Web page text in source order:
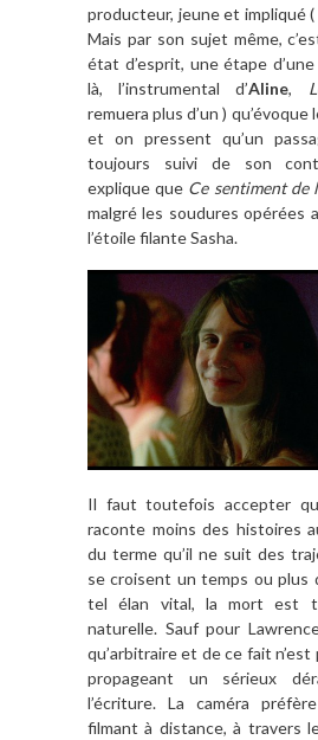
producteur, jeune et impliqué (
Mais par son sujet même,
état d’esprit, une étape
là, l’instrumental d’Aline,
remuera plus d’un ) qu’évoque
et on pressent qu’un
toujours suivi de son
explique que Ce sentiment de
malgré les soudures opérées
l’étoile filante Sasha.
Il faut toutefois accepter
raconte moins des histoires
du terme qu’il ne suit des
se croisent un temps ou plus
tel élan vital, la mort est
naturelle. Sauf pour
qu’arbitraire et de ce fait n’est
propageant un sérieux
l’écriture. La caméra
filmant à distance, à travers